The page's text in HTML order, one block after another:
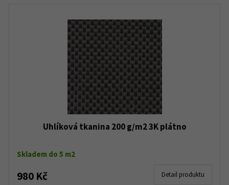
Uhlíková tkanina 200 g/m2 3K plátno
Skladem do 5 m2
980 Kč Detail produktu